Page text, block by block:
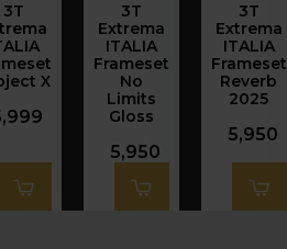
3T
X
3T
Extrema
ITALIA
Frameset
No
Limits
Gloss
5,950
3T
Extrema
ITALIA
Frameset
Reverb
2025
5,950